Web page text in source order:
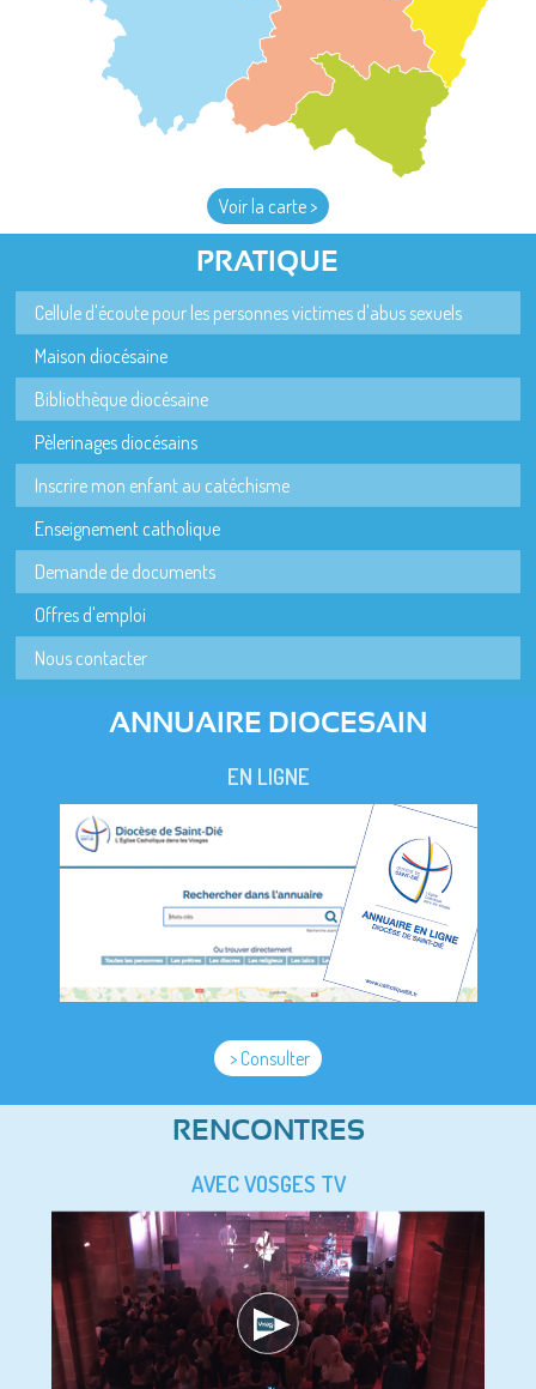
Voir la carte >
PRATIQUE
Cellule d'écoute pour les personnes victimes d'abus sexuels
Maison diocésaine
Bibliothèque diocésaine
Pèlerinages diocésains
Inscrire mon enfant au catéchisme
Enseignement catholique
Demande de documents
Offres d'emploi
Nous contacter
ANNUAIRE DIOCESAIN
EN LIGNE
> Consulter
RENCONTRES
AVEC VOSGES TV